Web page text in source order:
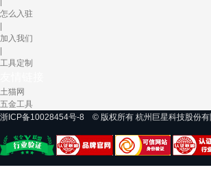
怎么入驻
加入我们
工具定制
土猫网
五金工具
浙ICP备10028454号-8 © 版权所有 杭州巨星科技股份